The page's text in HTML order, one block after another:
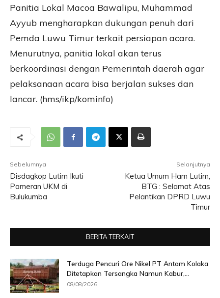
Panitia Lokal Macoa Bawalipu, Muhammad
Ayyub mengharapkan dukungan penuh dari
Pemda Luwu Timur terkait persiapan acara.
Menurutnya, panitia lokal akan terus
berkoordinasi dengan Pemerintah daerah agar
pelaksanaan acara bisa berjalan sukses dan
lancar. (hms/ikp/kominfo)
Sebelumnya
Disdagkop Lutim Ikuti
Pameran UKM di
Bulukumba
Selanjutnya
Ketua Umum Ham Lutim,
BTG : Selamat Atas
Pelantikan DPRD Luwu
Timur
BERITA TERKAIT
Terduga Pencuri Ore Nikel PT Antam Kolaka
Ditetapkan Tersangka Namun Kabur,...
08/08/2026